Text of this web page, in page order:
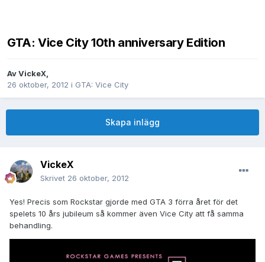
GTA: Vice City 10th anniversary Edition
AvVickeX,
26 oktober, 2012 i GTA: Vice City
Skapa inlägg
VickeX
Skrivet 26 oktober, 2012
Yes! Precis som Rockstar gjorde med GTA 3 förra året för det
spelets 10 års jubileum så kommer även Vice City att få samma
behandling.